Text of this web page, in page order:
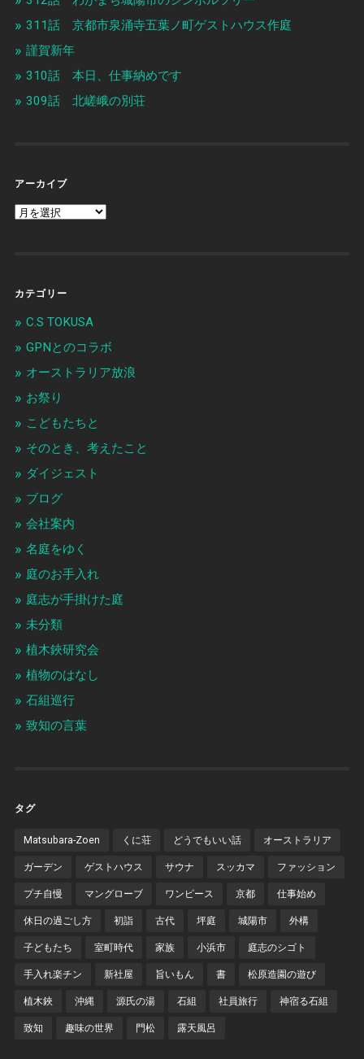
311話 京都市泉涌寺五葉ノ町ゲストハウス作庭
謹賀新年
310話 本日、仕事納めです
309話 北嵯峨の別荘
アーカイブ
カテゴリー
C.S TOKUSA
GPNとのコラボ
オーストラリア放浪
お祭り
こどもたちと
そのとき、考えたこと
ダイジェスト
ブログ
会社案内
名庭をゆく
庭のお手入れ
庭志が手掛けた庭
未分類
植木鋏研究会
植物のはなし
石組巡行
致知の言葉
タグ
Matsubara-Zoen くに荘 どうでもいい話 オーストラリア
ガーデン ゲストハウス サウナ スッカマ ファッション
プチ自慢 マングローブ ワンピース 京都 仕事始め
休日の過ごし方 初詣 古代 坪庭 城陽市 外構
子どもたち 室町時代 家族 小浜市 庭志のシゴト
手入れ楽チン 新社屋 旨いもん 書 松原造園の遊び
植木鋏 沖縄 源氏の湯 石組 社員旅行 神宿る石組
致知 趣味の世界 門松 露天風呂